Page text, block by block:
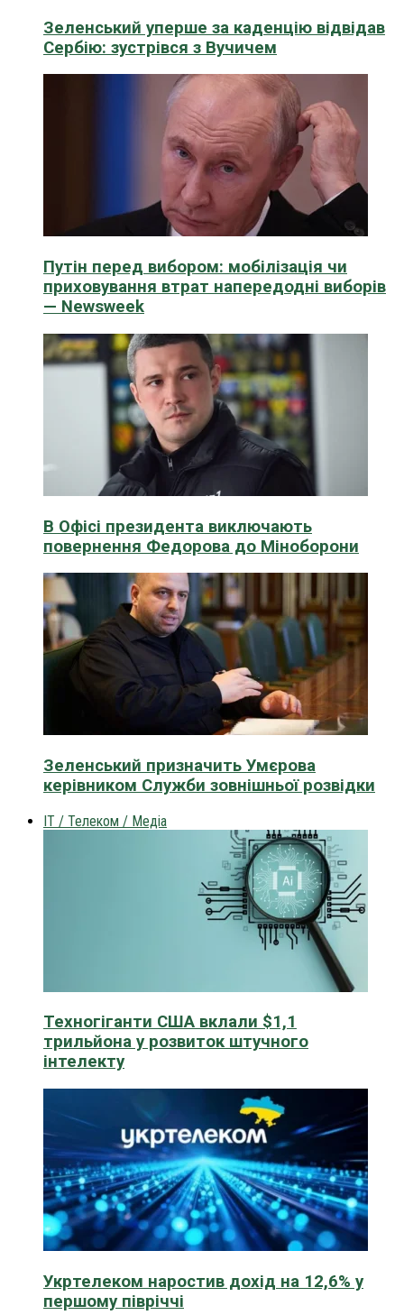
Зеленський уперше за каденцію відвідав
Сербію: зустрівся з Вучичем
Путін перед вибором: мобілізація чи
приховування втрат напередодні виборів
— Newsweek
В Офісі президента виключають
повернення Федорова до Міноборони
Зеленський призначить Умєрова
керівником Служби зовнішньої розвідки
IT / Телеком / Медіа
Техногіганти США вклали $1,1
трильйона у розвиток штучного
інтелекту
Укртелеком наростив дохід на 12,6% у
першому півріччі